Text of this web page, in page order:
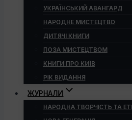
УКРАЇНСЬКИЙ АВАНГАРД
НАРОДНЕ МИСТЕЦТВО
ДИТЯЧІ КНИГИ
ПОЗА МИСТЕЦТВОМ
КНИГИ ПРО КИЇВ
РІК ВИДАННЯ
ЖУРНАЛИ
НАРОДНА ТВОРЧІСТЬ ТА